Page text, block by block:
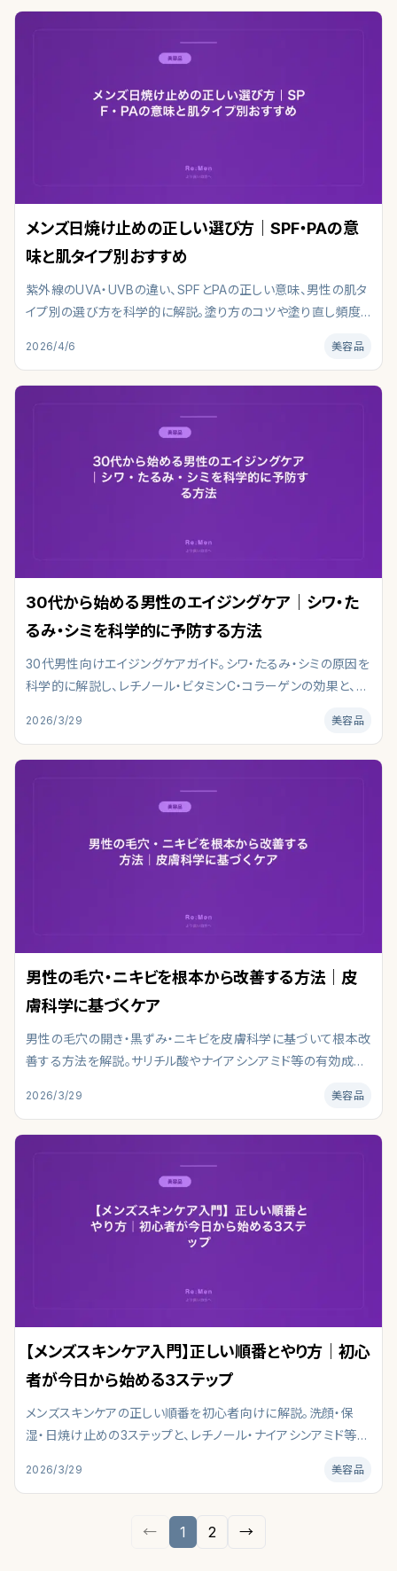
メンズ日焼け止めの正しい選び方｜SPF・PAの意
味と肌タイプ別おすすめ
紫外線のUVA・UVBの違い、SPFとPAの正しい意味、男性の肌タ
イプ別の選び方を科学的に解説。塗り方のコツや塗り直し頻度、
いる男性はまだ多いですが、紫外線は性別を問わず肌にダメー
2026/4/6 美容品
30代から始める男性のエイジングケア｜シワ・た
るみ・シミを科学的に予防する方法
30代男性向けエイジングケアガイド。シワ・たるみ・シミの原因を
科学的に解説し、レチノール・ビタミンC・コラーゲンの効果と、睡
参照し、肌タイプ別の選び方と注意点を編集部がまとめました。
2026/3/29 美容品
男性の毛穴・ニキビを根本から改善する方法｜皮
膚科学に基づくケア
男性の毛穴の開き・黒ずみ・ニキビを皮膚科学に基づいて根本改
善する方法を解説。サリチル酸やナイアシンアミド等の有効成分
分・使い方・コスパまで、初心者でも迷わないポイントを整理して
2026/3/29 美容品
【メンズスキンケア入門】正しい順番とやり方｜初心
者が今日から始める3ステップ
メンズスキンケアの正しい順番を初心者向けに解説。洗顔・保
湿・日焼け止めの3ステップと、レチノール・ナイアシンアミド等の
膚科学・最新研究を参照し、肌タイプ別の選び方と注意点を編集
2026/3/29 美容品
← 1 2 →